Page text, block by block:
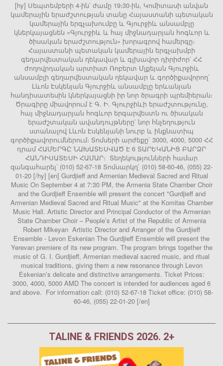
[hy] Սեպտեմբերի 4-ին՝ ժամը 19։30-ին, Կոմիտասի անվան
կամերային երաժշտության տանը Հայաստանի պետական
կամերային երգչախումբը և Գյուրջիև անսամբլը
կներկայացնեն «Գյուրջիև և հայ միջնադարյան հոգևոր և
ծիսական երաժշտություն» խորագրով համերգը։
Հայաստանի պետական կամերային երգչախմբի
գեղարվեստական ղեկավար և գլխավոր դիրիժոր՝ ՀՀ
ժողովրդական արտիստ Ռոբերտ Մլքեյան Գյուրջիև
անսամբլի գեղարվեստական ղեկավար և գործիքավորող՝
Լևոն Էսկենյան Գյուրջիև անսամբլը երևանյան
հանդիսատեսին կներկայացնի իր նոր ծրագրի պրեմիերան։
Ծրագիրը միավորում է Գ. Ի. Գյուրջիևի երաժշտությունը,
հայ միջնադարյան հոգևոր երգարվեստն ու ծիսական
երաժշտական ավանդույթները՝ նոր հնչեղություն
ստանալով Լևոն Էսկենյանի նուրբ և ինքնատիպ
գործիքավորումներում։ Տոմսերի արժեքը` 3000, 4000, 5000 ՀՀ
դրամ ՀԱՄԵՐԳԸ ՆԱԽԱՏԵՍՎԱԾ Է 6 ՏԱՐԵԿԱՆԻՑ ԲԱՐՁՐ
ՀԱՆԴԻՍԱՏԵՍԻ ՀԱՄԱՐ։ Տեղեկությունների համար
զանգահարել՝ (010) 52-67-18 Տոմսարկղ` (010) 58-60-46, (055) 22-
01-20 [/hy] [en] Gurdjieff and Armenian Medieval Sacred and Ritual
Music On September 4 at 7:30 PM, the Armenia State Chamber Choir
and the Gurdjieff Ensemble will present the concert "Gurdjieff and
Armenian Medieval Sacred and Ritual Music" at the Komitas Chamber
Music Hall. Artistic Director and Principal Conductor of the Armenian
State Chamber Choir – People’s Artist of the Republic of Armenia
Robert Mlkeyan Artistic Director and Arranger of the Gurdjieff
Ensemble - Levon Eskenian The Gurdjieff Ensemble will present the
Yerevan premiere of its new program. The program brings together the
music of G. I. Gurdjieff, Armenian medieval sacred music, and ritual
musical traditions, giving them a new resonance through Levon
Eskenian’s delicate and distinctive arrangements. Ticket Prices:
3000, 4000, 5000 AMD The concert is intended for audiences aged 6
and above. For information call: (010) 52-67-18 Ticket office: (010) 58-
60-46, (055) 22-01-20 [/en]
TALINE & FRIENDS 2026. 2+